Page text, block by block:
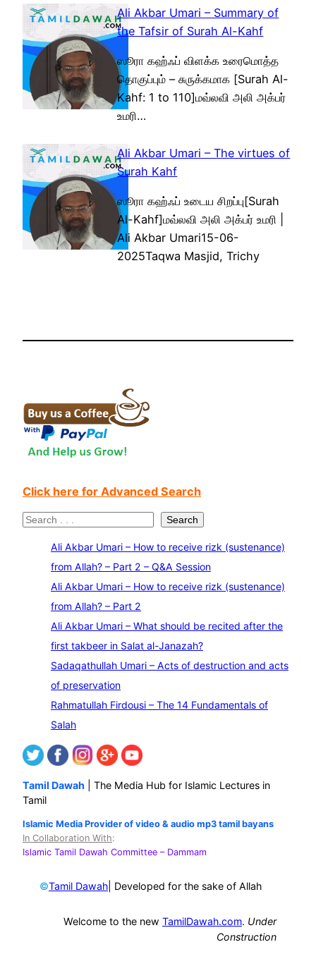
Ali Akbar Umari – Summary of
the Tafsir of Surah Al-Kahf
ஸூரா கஹ்ஃப் விளக்க உரைமொத்த
தொகுப்பும் – சுருக்கமாக [Surah Al-
Kahf: 1 to 110]மவ்லவி அலி அக்பர்
உமரி…
Ali Akbar Umari – The virtues of
Surah Kahf
ஸூரா கஹ்ஃப் உடைய சிறப்பு[Surah
Al-Kahf]மவ்லவி அலி அக்பர் உமரி |
Ali Akbar Umari15-06-
2025Taqwa Masjid, Trichy
Click here for Advanced Search
S
Search
Ali Akbar Umari – How to receive rizk (sustenance)
from Allah? – Part 2 – Q&A Session
Ali Akbar Umari – How to receive rizk (sustenance)
from Allah? – Part 2
Ali Akbar Umari – What should be recited after the
first takbeer in Salat al-Janazah?
Sadaqathullah Umari – Acts of destruction and acts
of preservation
Rahmatullah Firdousi – The 14 Fundamentals of
Salah
Tamil Dawah | The Media Hub for Islamic Lectures in
Tamil
Islamic Media Provider of video & audio mp3 tamil bayans
In Collaboration With:
Islamic Tamil Dawah Committee – Dammam
©Tamil Dawah | Developed for the sake of Allah
Welcome to the new TamilDawah.com. Under
Construction